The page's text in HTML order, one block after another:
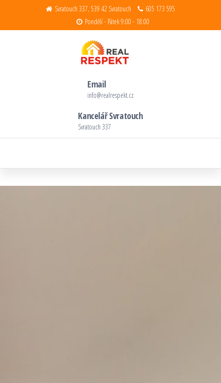
Svratouch 337, 539 42 Svratouch
605 173 595
Pondělí - Pátek 9:00 - 18:00
Realitní kancelář Real Respekt s.r.o.
Email
info@realrespekt.cz
Kancelář Svratouch
Svratouch 337